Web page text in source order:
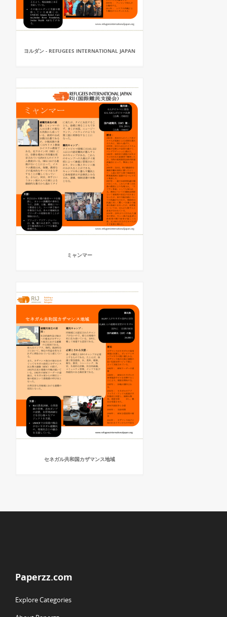
ヨルダン - REFUGEES INTERNATIONAL JAPAN
ミャンマー
セネガル共和国カザマンス地域
Paperzz.com
Explore Categories